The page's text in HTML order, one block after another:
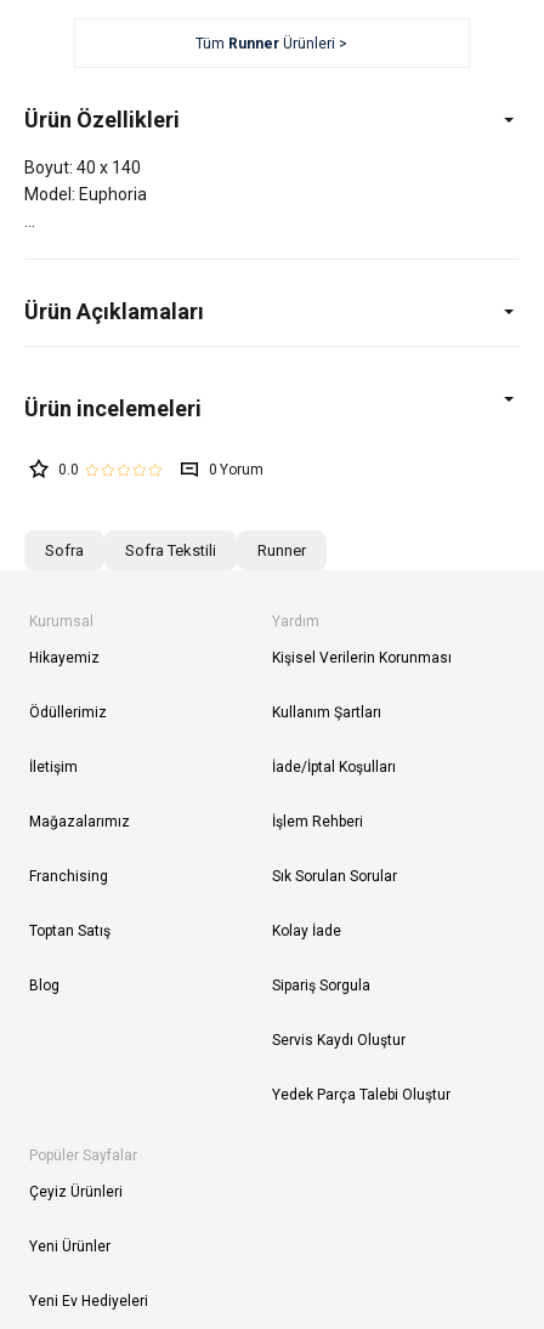
Tüm Runner Ürünleri >
Ürün Özellikleri
Boyut: 40 x 140
Model: Euphoria
Ürün Açıklamaları
0.0 0
Sofra Sofra Tekstili Runner
Kurumsal
Hikayemiz
Ödüllerimiz
İletişim
Mağazalarımız
Franchising
Toptan Satış
Blog
Yardım
Kişisel Verilerin Korunması
Kullanım Şartları
İade/İptal Koşulları
İşlem Rehberi
Sık Sorulan Sorular
Kolay İade
Sipariş Sorgula
Servis Kaydı Oluştur
Yedek Parça Talebi Oluştur
Popüler Sayfalar
Çeyiz Ürünleri
Yeni Ürünler
Yeni Ev Hediyeleri